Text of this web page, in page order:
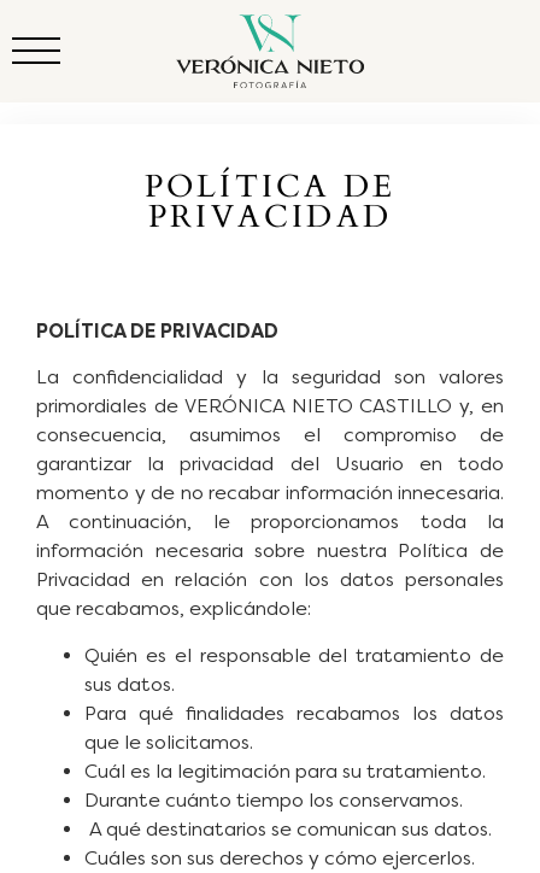
POLÍTICA DE
PRIVACIDAD
POLÍTICA DE PRIVACIDAD
La confidencialidad y la seguridad son valores
primordiales de VERÓNICA NIETO CASTILLO y, en
consecuencia, asumimos el compromiso de
garantizar la privacidad del Usuario en todo
momento y de no recabar información innecesaria.
A continuación, le proporcionamos toda la
información necesaria sobre nuestra Política de
Privacidad en relación con los datos personales
que recabamos, explicándole:
Quién es el responsable del tratamiento de
sus datos.
Para qué finalidades recabamos los datos
que le solicitamos.
Cuál es la legitimación para su tratamiento.
Durante cuánto tiempo los conservamos.
A qué destinatarios se comunican sus datos.
Cuáles son sus derechos y cómo ejercerlos.